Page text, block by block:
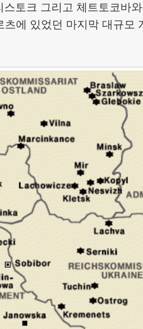
토크 그리고 체트토코바
에 있었던 마지막 대규모